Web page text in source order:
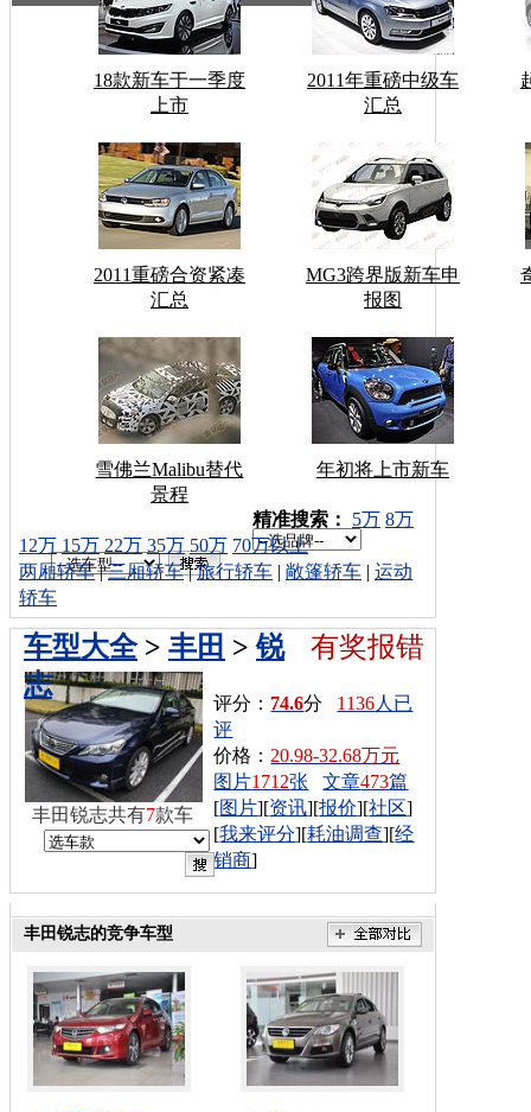
18款新车于一季度
上市
2011年重磅中级车
汇总
2011重磅合资紧凑
汇总
MG3跨界版新车申
报图
雪佛兰Malibu替代
景程
年初将上市新车
车型搜索：
精准搜索： 5万 8万
12万 15万 22万 35万 50万 70万以上
两厢轿车|三厢轿车|旅行轿车 | 敞篷轿车 | 运动
轿车
有奖报错
车型大全> 丰田 >锐
志
评分： 74.6分 1136人已
评
价格： 20.98-32.68万元
图片1712张 文章473篇
[图片][资讯][报价][社区]
[我来评分][耗油调查][经
销商]
丰田锐志共有7款车
丰田锐志的竞争车型